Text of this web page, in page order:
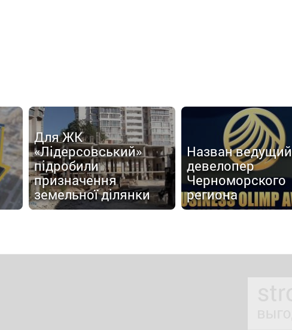
Для ЖК
«Лідерсовський»
підробили
призначення
земельної ділянки
Назван ведущий
девелопер
Черноморского
региона